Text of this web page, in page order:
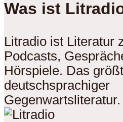
Was ist
Litradio ist Literatur
Podcasts,
Hörspiele. Das
deutschsprachiger
Gegenwartsliteratur.